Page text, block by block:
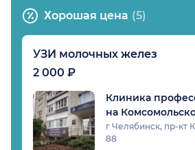
Хорошая цена (5)
УЗИ молочных желез
2 000 ₽
Клиника
на
г Челябинск, пр-кт
88